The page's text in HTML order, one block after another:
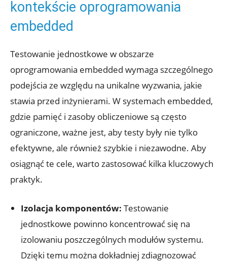
kontekście oprogramowania
embedded
Testowanie jednostkowe w obszarze
oprogramowania embedded wymaga szczególnego
podejścia ze względu na unikalne wyzwania, jakie
stawia przed inżynierami. W systemach embedded,
gdzie pamięć i zasoby obliczeniowe są często
ograniczone, ważne jest, aby testy były nie tylko
efektywne, ale również szybkie i niezawodne. Aby
osiągnąć te cele, warto zastosować kilka kluczowych
praktyk.
Izolacja komponentów: Testowanie
jednostkowe powinno koncentrować się na
izolowaniu poszczególnych modułów systemu.
Dzięki temu można dokładniej zdiagnozować